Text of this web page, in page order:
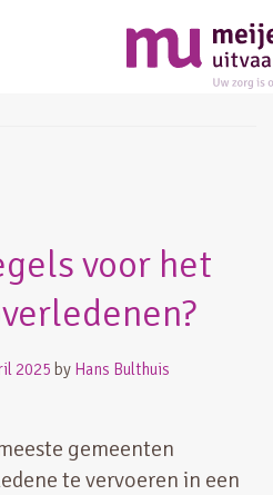
voor het
2025 by Hans Bulthuis
gemeenten
te vervoeren in een